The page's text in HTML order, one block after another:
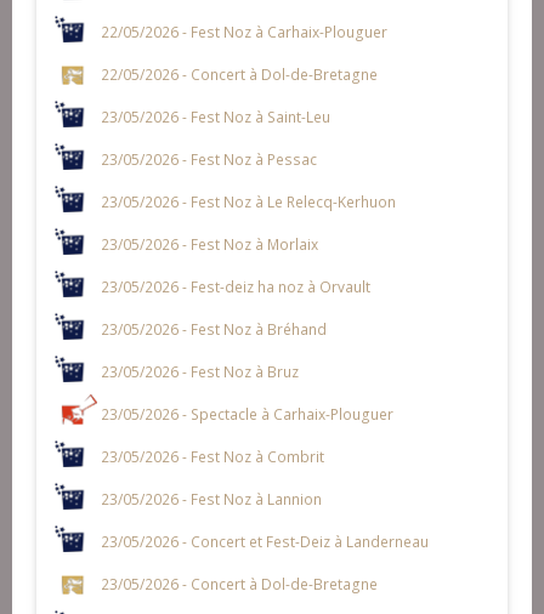
22/05/2026 - Fest Noz à Carhaix-Plouguer
22/05/2026 - Concert à Dol-de-Bretagne
23/05/2026 - Fest Noz à Saint-Leu
23/05/2026 - Fest Noz à Pessac
23/05/2026 - Fest Noz à Le Relecq-Kerhuon
23/05/2026 - Fest Noz à Morlaix
23/05/2026 - Fest-deiz ha noz à Orvault
23/05/2026 - Fest Noz à Bréhand
23/05/2026 - Fest Noz à Bruz
23/05/2026 - Spectacle à Carhaix-Plouguer
23/05/2026 - Fest Noz à Combrit
23/05/2026 - Fest Noz à Lannion
23/05/2026 - Concert et Fest-Deiz à Landerneau
23/05/2026 - Concert à Dol-de-Bretagne